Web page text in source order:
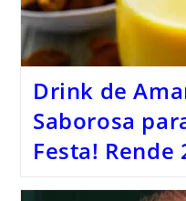
Drink de
Saborosa
Festa! Rende